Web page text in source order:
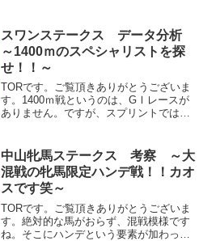
をしておりましたが、回避するようで
す。良かったような、残念...
スワンステークス データ分析
～1400ｍのスペシャリストを探
せ！！～
TORです。ご覧頂きありがとうございま
す。1400ｍ戦というのは、GⅠレースが
ありません。ですが、スプリントでは短
馬にとっては、ある意味このレースと、
阪神カップはG...
中山牝馬ステークス 考察 ～大
混戦の牝馬限定ハンデ戦！！カオ
スです笑～
TORです。ご覧頂きありがとうございま
す。絶対的な馬がおらず、混戦模様です
ね。そこにハンデという要素が加わっ